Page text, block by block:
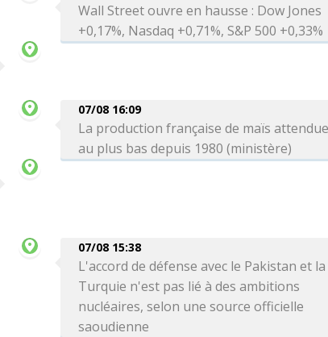
Wall Street ouvre en hausse : Dow Jones
+0,17%, Nasdaq +0,71%, S&P 500 +0,33%
07/08 16:09
La production française de maïs
au plus bas depuis 1980 (ministère)
07/08 15:38
L'accord de défense avec le Pakistan et la
Turquie n'est pas lié à des ambitions
nucléaires, selon une source officielle
saoudienne